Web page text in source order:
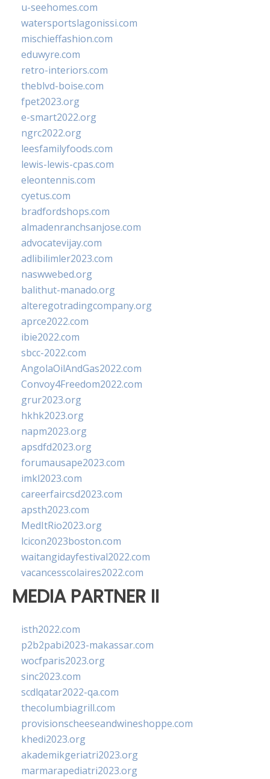
u-seehomes.com
watersportslagonissi.com
mischieffashion.com
eduwyre.com
retro-interiors.com
theblvd-boise.com
fpet2023.org
e-smart2022.org
ngrc2022.org
leesfamilyfoods.com
lewis-lewis-cpas.com
eleontennis.com
cyetus.com
bradfordshops.com
almadenranchsanjose.com
advocatevijay.com
adlibilimler2023.com
naswwebed.org
balithut-manado.org
alteregotradingcompany.org
aprce2022.com
ibie2022.com
sbcc-2022.com
AngolaOilAndGas2022.com
Convoy4Freedom2022.com
grur2023.org
hkhk2023.org
napm2023.org
apsdfd2023.org
forumausape2023.com
imkl2023.com
careerfaircsd2023.com
apsth2023.com
MedItRio2023.org
lcicon2023boston.com
waitangidayfestival2022.com
vacancesscolaires2022.com
MEDIA PARTNER II
isth2022.com
p2b2pabi2023-makassar.com
wocfparis2023.org
sinc2023.com
scdlqatar2022-qa.com
thecolumbiagrill.com
provisionscheeseandwineshoppe.com
khedi2023.org
akademikgeriatri2023.org
marmarapediatri2023.org